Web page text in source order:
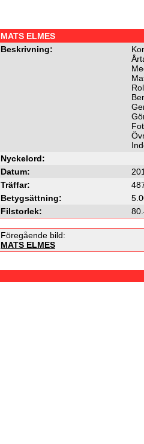
MATS ELMES
Beskrivning:
Nyckelord:
Datum:
Träffar:
Betygsättning:
Filstorlek:
Föregående bild:
MATS ELMES